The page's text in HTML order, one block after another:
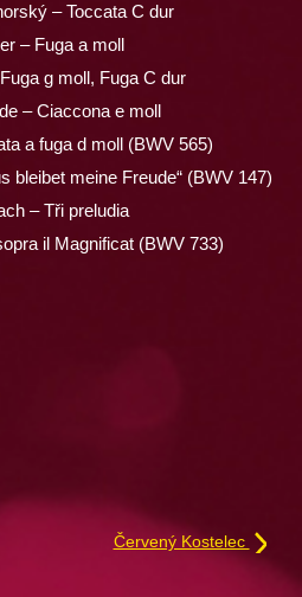
– Toccata C dur
– Fuga a moll
g moll, Fuga C dur
– Ciaccona e moll
a fuga d moll (BWV 565)
bleibet meine Freude“ (BWV 147)
– Tři preludia
il Magnificat (BWV 733)
Červený Kostelec